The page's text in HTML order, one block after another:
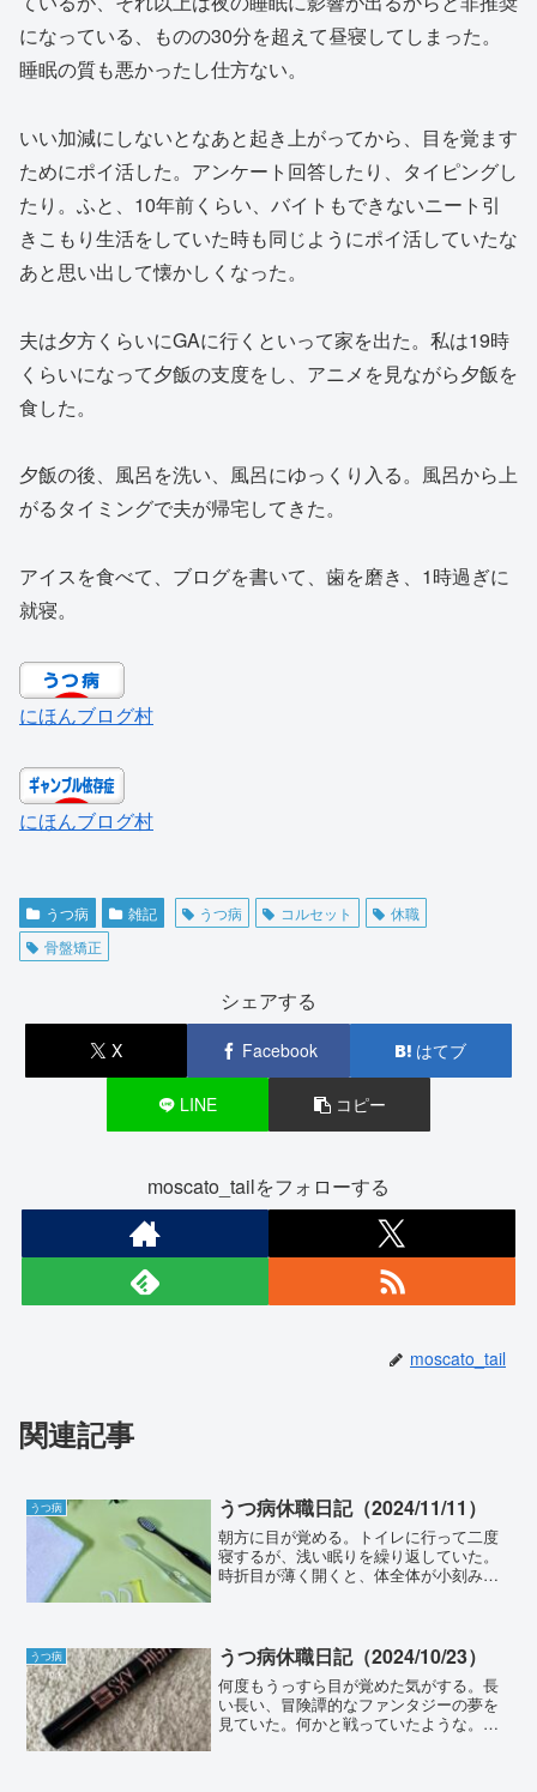
になっている、ものの30分を超えて昼寝してしまった。
睡眠の質も悪かったし仕方ない。
いい加減にしないとなあと起き上がってから、目を覚ます
ためにポイ活した。アンケート回答したり、タイピングし
たり。ふと、10年前くらい、バイトもできないニート引
きこもり生活をしていた時も同じようにポイ活していたな
あと思い出して懐かしくなった。
夫は夕方くらいにGAに行くといって家を出た。私は19時
くらいになって夕飯の支度をし、アニメを見ながら夕飯を
食した。
夕飯の後、風呂を洗い、風呂にゆっくり入る。風呂から上
がるタイミングで夫が帰宅してきた。
アイスを食べて、ブログを書いて、歯を磨き、1時過ぎに
就寝。
にほんブログ村
にほんブログ村
うつ病 雑記 うつ病 コルセット
休職
骨盤矯正
シェアする
X Facebook はてブ
LINE コピー
moscato_tailをフォローする
moscato_tail
関連記事
うつ病 うつ病休職日記（2024/11/11）
朝方に目が覚める。トイレに行って二度
寝するが、浅い眠りを繰り返していた。
時折目が薄く開くと、体全体が小刻みに
祖父母の相続について、母...
うつ病 うつ病休職日記（2024/10/23）
何度もうっすら目が覚めた気がする。長
い長い、冒険譚的なファンタジーの夢を
見ていた。何かと戦っていたような。と